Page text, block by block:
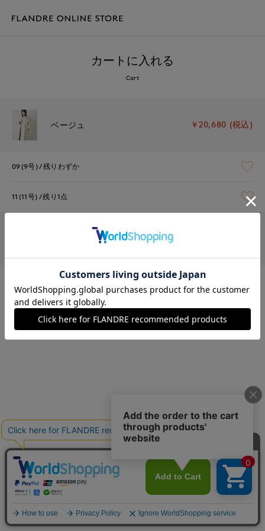
カートに入れる
Cart
ベージュ ￥20,680 (税込)
09(9号) 残りわずか
11(11号) 残り1点
残りわずか
11(11号) 残りわずか